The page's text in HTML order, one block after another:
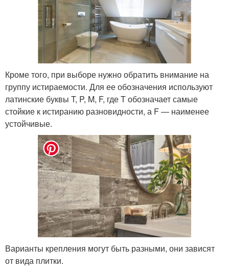
Кроме того, при выборе нужно обратить внимание на
группу истираемости. Для ее обозначения используют
латинские буквы T, P, M, F, где T обозначает самые
стойкие к истиранию разновидности, а F — наименее
устойчивые.
Варианты крепления могут быть разными, они зависят
от вида плитки.